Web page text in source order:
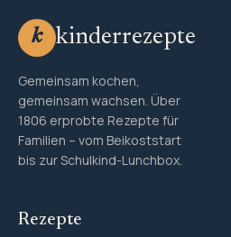
k kinderrezepte
Gemeinsam kochen,
gemeinsam wachsen. Über
1806 erprobte Rezepte für
Familien – vom Beikoststart
bis zur Schulkind-Lunchbox.
Rezepte